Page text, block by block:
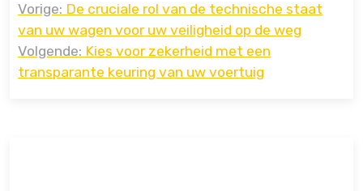
navigatie
Vorige: De cruciale rol van de technische staat
van uw wagen voor uw veiligheid op de weg
Volgende: Kies voor zekerheid met een
transparante keuring van uw voertuig